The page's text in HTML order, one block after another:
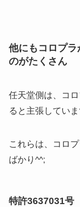
他にもコロプ
のがたくさん
任天堂側は、コ
ると主張していま
これらは、コロ
ばかり^^;
特許3637031号